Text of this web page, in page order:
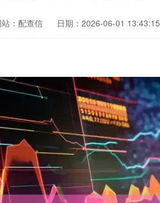
站：配查信 日期：2026-06-01 13:43:15